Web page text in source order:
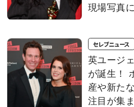
現場写真
セレブニュース
英ユージ
が誕生！
産や新た
注目が集